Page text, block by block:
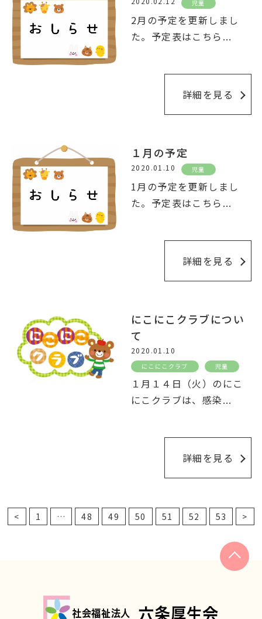
児童
2月の予定を更新しまし
た。予定表はこちら ...
詳細を見る
１月の予定
2020.01.10 児童
1月の予定を更新しまし
た。予定表はこちら ...
詳細を見る
にこにこクラブについ
て
2020.01.10
にこにこクラブ 児童
１月１４日（火）のにこ
にこクラブは、感染...
詳細を見る
< 1 … 48 49 50 51 52 53 >